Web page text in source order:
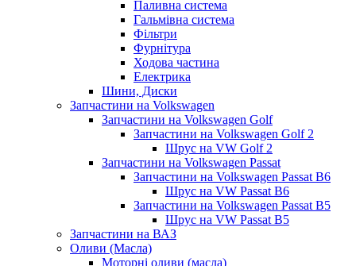
Паливна система
Гальмівна система
Фільтри
Фурнітура
Ходова частина
Електрика
Шини, Диски
Запчастини на Volkswagen
Запчастини на Volkswagen Golf
Запчастини на Volkswagen Golf 2
Шрус на VW Golf 2
Запчастини на Volkswagen Passat
Запчастини на Volkswagen Passat B6
Шрус на VW Passat B6
Запчастини на Volkswagen Passat B5
Шрус на VW Passat B5
Запчастини на ВАЗ
Оливи (Масла)
Моторні оливи (масла)